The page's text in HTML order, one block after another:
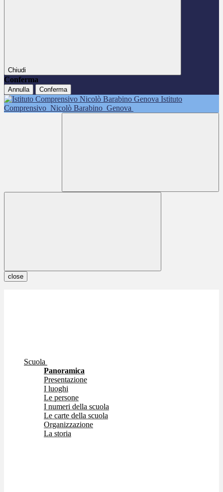
Chiudi
Conferma
Annulla Conferma
Istituto
Comprensivo Nicolò Barabino Genova
close
Scuola
Panoramica
Presentazione
I luoghi
Le persone
I numeri della scuola
Le carte della scuola
Organizzazione
La storia